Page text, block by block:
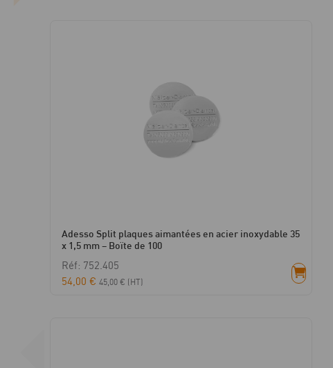
Adesso Split plaques aimantées en acier inoxydable 35
x 1,5 mm – Boïte de 100
Réf: 752.405
54,00 € 45,00 € (HT)